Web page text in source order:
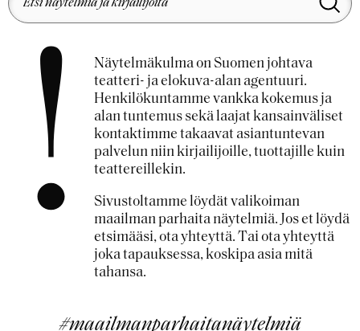
!
Näytelmäkulma on Suomen johtava
teatteri- ja elokuva-alan agentuuri.
Henkilökuntamme vankka kokemus ja
alan tuntemus sekä laajat kansainväliset
kontaktimme takaavat asiantuntevan
palvelun niin kirjailijoille, tuottajille kuin
teattereillekin.
Sivustoltamme löydät valikoiman
maailman parhaita näytelmiä. Jos et löydä
etsimääsi, ota yhteyttä. Tai ota yhteyttä
joka tapauksessa, koskipa asia mitä
tahansa.
#maailmanparhaitanäytelmiä